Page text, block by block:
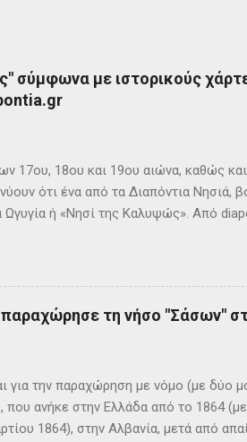
σύμφωνα με ιστορικούς
17ου, 18ου και 19ου αιώνα, καθώς
ότι ένα από τα Διαπόντια Νησιά,
Ωγυγία ή «Νησί της Καλυψώς». Από
οι Οθωνοί ήταν το νησί της
το νησί Ὠγυγία , στο οποίο
τη νήσο "Σάσων"
για την παραχώρηση με νόμο (με δύο
ανήκε στην Ελλάδα από το 1864
1864), στην Αλβανία, μετά από